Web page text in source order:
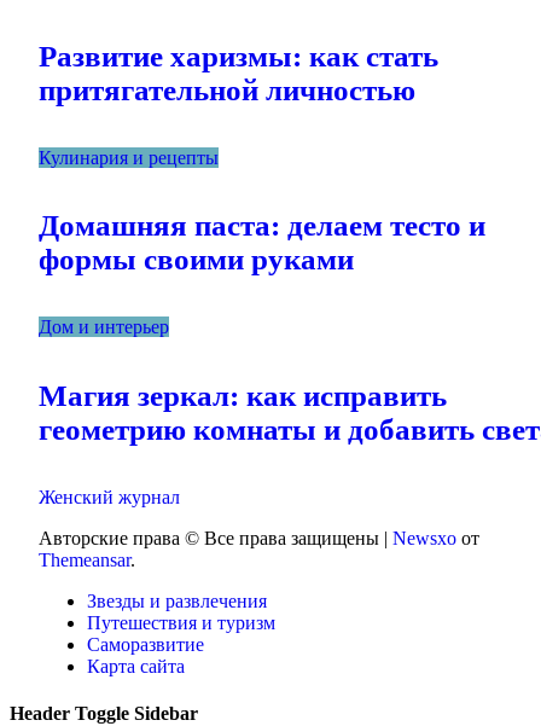
Развитие харизмы: как стать
притягательной личностью
Кулинария и рецепты
Домашняя паста: делаем тесто и
формы своими руками
Дом и интерьер
Магия зеркал: как исправить
геометрию комнаты и добавить
Женский журнал
Авторские права © Все права защищены | Newsxo от
Themeansar.
Звезды и развлечения
Путешествия и туризм
Саморазвитие
Карта сайта
Header Toggle Sidebar